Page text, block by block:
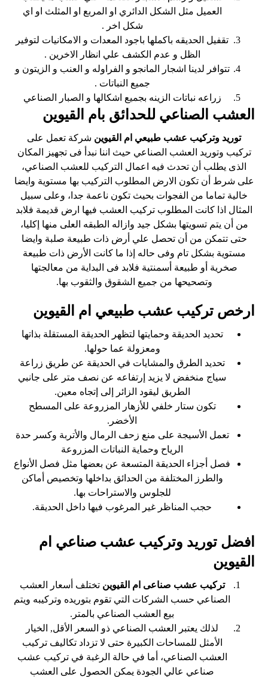
العميل مثل الشكل الدائري او المربع او المثلث او اي
شكل اخر .
تقفيل الحديقه باكملها باجود المعدات و الامكانيات لتوفير
الظل و عدم الكشف علي انظار الاخرين .
تتوافر لدينا اشجار المانجو و الفراوله و العنب و الزيتون و
جميع النباتات .
زراعه نباتات الزينه بجميع اشكالها و الصبار الصناعي
العشب الصناعي للحدائق بام القيوين
توريد وتركيب عشب طبيعي ام القيوين شركة تعمل على
تركيب وتوريد العشب الصناعي حيث اننا نبدأ فى تجهيز المكان
الذى يطلب أن تحدث فيه اعمال التركيب للعشب الصناعي،
على شرط أن تكون الارض المطلوب التركيب بها مستوية وايضا
خالية تماما من الفجوات بحيث تكون ناعمة جدا، وعلى سبيل
المثال اذا كانت المطلوب تركيب العشب فيها ارض قديمة فلابد
من أن يتم تسويتها بشكل جيد وازاله الطبقه العلى منها إكليا،
حتى تتمكن من أن تحصل علي أرض ذات طبيعة صلبة وايضا
مستوية بشكل تام وفى حاله إذا ما كانت الأرض ذات طبيعة
صخرية أو طبيعة أسمنتية فلابد فى البداية من معالجتها
وتصحيحها من جميع الشقوق والثقوب بها.
ارخص تركيب عشب طبيعي ام القيوين
تحديد الحديقة وحمايتها لتظهر الحديقة المستقلة بذاتها
ومعزولة عما حولها.
تحديد الطرق والمشايات في الحديقة عن طريق زراعة
سياج منخفض لا يزيد إرتفاعه عن نصف متر على جانبي
الطريق ليقود الزائر إلى إتجاه معين.
تكون ستار خلفي للأزهار المزروعة على المسطح
الأخضر.
تعمل الأسيجة على منع زحف الرمال والأتربة وكسر حدة
الرياح وحماية النباتات المزروعة
فصل أجزاء الحديقة المتسعة عن بعضها مثل فصل الأنواع
والطرز المختلفة من الحدائق بداخلها وتخصيص أماكن
للجلوس والاستراحات بها.
حجب المناظر غير المرغوب فيها داخل الحديقة.
افضل توريد وتركيب عشب صناعي ام
القيوين
تركيب عشب صناعى ام القيوينتختلف أسعار العشب
الصناعي حسب الشركات التي تقوم بتوريده وتركيبه ويتم
بيع العشب الصناعي بالمتر.
لذلك يعتبر العشب الصناعي ذو السعر الأقل, الخيار
الأمثل للمساحات الكبيرة حتى لا تزداد تكاليف تركيب
العشب الصناعي، أما في حالة الرغبة في تركيب عشب
صناعي عالي الجودة يمكن الحصول على العشب